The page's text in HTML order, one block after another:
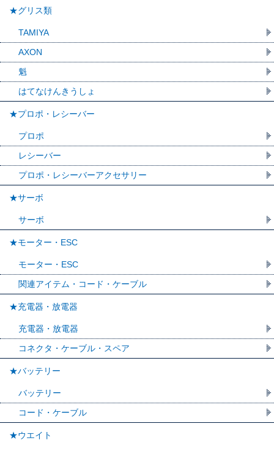
★グリス類
TAMIYA
AXON
魁
はてなけんきうしょ
★プロポ・レシーバー
プロポ
レシーバー
プロポ・レシーバーアクセサリー
★サーボ
サーボ
★モーター・ESC
モーター・ESC
関連アイテム・コード・ケーブル
★充電器・放電器
充電器・放電器
コネクタ・ケーブル・スペア
★バッテリー
バッテリー
コード・ケーブル
★ウエイト